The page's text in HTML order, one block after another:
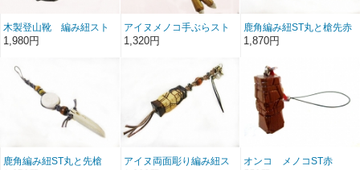
木製登山靴 編み紐スト
ラップ青鈴付
1,980円
アイヌメノコ手ぶらスト
ラップ
1,320円
鹿角編み紐ST丸と槍先赤
紐
1,870円
鹿角編み紐ST丸と先槍
アイヌ両面彫り編み紐ス
オンコ メノコST赤